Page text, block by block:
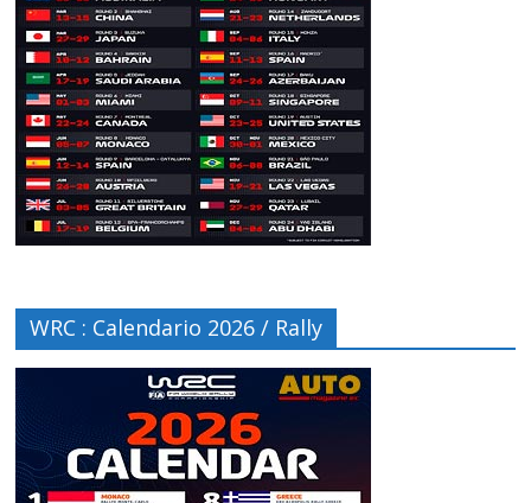
WRC : Calendario 2026 / Rally